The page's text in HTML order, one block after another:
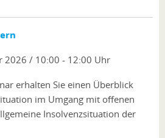
2026 / 10:00 - 12:00 Uhr
erhalten Sie einen Überblick
im Umgang mit offenen
Insolvenzsituation der